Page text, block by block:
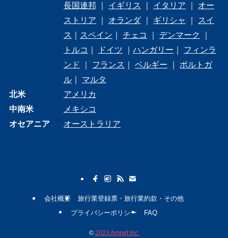
長国連邦
イギリス イタリア
オー
ストリア
オランダ｜ ギリシャ
スイ
ス
スペイン チェコ デンマーク
トルコ
ドイツ ハンガリー
フィンラ
ンド
フランス ベルギー
ポルトガ
ル｜ マルタ
北米
アメリカ
中南米
メキシコ
オセアニア
オーストラリア
会社概要
旅行業登録票・旅行業約款・その他
プライバシーポリシー
FAQ
© 2023 Amnet Inc.